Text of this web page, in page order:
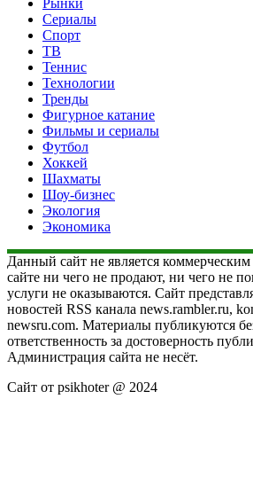
Сериалы
Спорт
ТВ
Теннис
Технологии
Тренды
Фигурное катание
Фильмы и сериалы
Футбол
Хоккей
Шахматы
Шоу-бизнес
Экология
Экономика
Данный сайт не является
сайте ни чего не продают, ни чего не
услуги не оказываются. Сайт
новостей RSS канала news.rambler.ru,
newsru.com. Материалы публикуются
ответственность за достоверность
Администрация сайта не несёт.
Сайт от psikhoter @ 2024